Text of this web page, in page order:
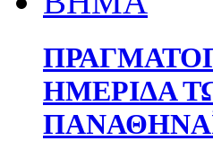
ΗΜΕΡΙΔΑ